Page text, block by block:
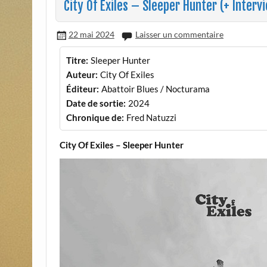
City Of Exiles – Sleeper Hunter (+
22 mai 2024 Laisser un commentaire
Titre: Sleeper Hunter
Auteur: City Of Exiles
Éditeur: Abattoir Blues / Nocturama
Date de sortie: 2024
Chronique de: Fred Natuzzi
City Of Exiles – Sleeper Hunter